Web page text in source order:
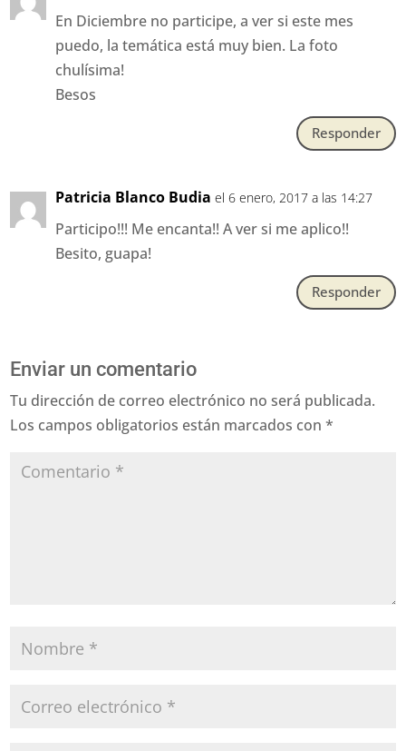
En Diciembre no participe, a ver si este mes
puedo, la temática está muy bien. La foto
chulísima!
Besos
Responder
Patricia Blanco Budia el 6 enero, 2017 a las 14:27
Participo!!! Me encanta!! A ver si me aplico!!
Besito, guapa!
Responder
Enviar un comentario
Tu dirección de correo electrónico no será publicada.
Los campos obligatorios están marcados con*